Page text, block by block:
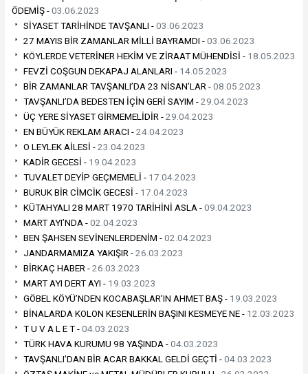
ÖDEMİŞ -03.06.2023
SİYASET TARİHİNDE TAVŞANLI -03.06.2023
27 MAYIS BİR ZAMANLAR MİLLİ BAYRAMDI -03.06.2023
KÖYLERDE VETERİNER HEKİM VE ZİRAAT MÜHENDİSİ - 18.05.2023
FEVZİ COŞGUN DEKAPAJ ALANLARI - 14.05.2023
BİR ZAMANLAR TAVŞANLI’DA 23 NİSAN’LAR -08.05.2023
TAVŞANLI’DA BEDESTEN İÇİN GERİ SAYIM -29.04.2023
ÜÇ YERE SİYASET GİRMEMELİDİR -29.04.2023
EN BÜYÜK REKLAM ARACI -24.04.2023
O LEYLEK AİLESİ -23.04.2023
KADİR GECESİ - 19.04.2023
TUVALET DEYİP GEÇMEMELİ - 17.04.2023
BURUK BİR CİMCİK GECESİ - 17.04.2023
KÜTAHYALI 28 MART 1970 TARİHİNİ ASLA -09.04.2023
MART AYI’NDA -02.04.2023
BEN ŞAHSEN SEVİNENLERDENİM -02.04.2023
JANDARMAMIZA YAKIŞIR -26.03.2023
BİRKAÇ HABER -26.03.2023
MART AYI DERT AYI - 19.03.2023
GÖBEL KÖYÜ’NDEN KOCABAŞLAR’IN AHMET BAŞ - 19.03.2023
BİNALARDA KOLON KESENLERİN BAŞINI KESMEYE NE - 12.03.2023
T U V A L E T -04.03.2023
TÜRK HAVA KURUMU 98 YAŞINDA -04.03.2023
TAVŞANLI’DAN BİR ACAR BAKKAL GELDİ GEÇTİ -04.03.2023